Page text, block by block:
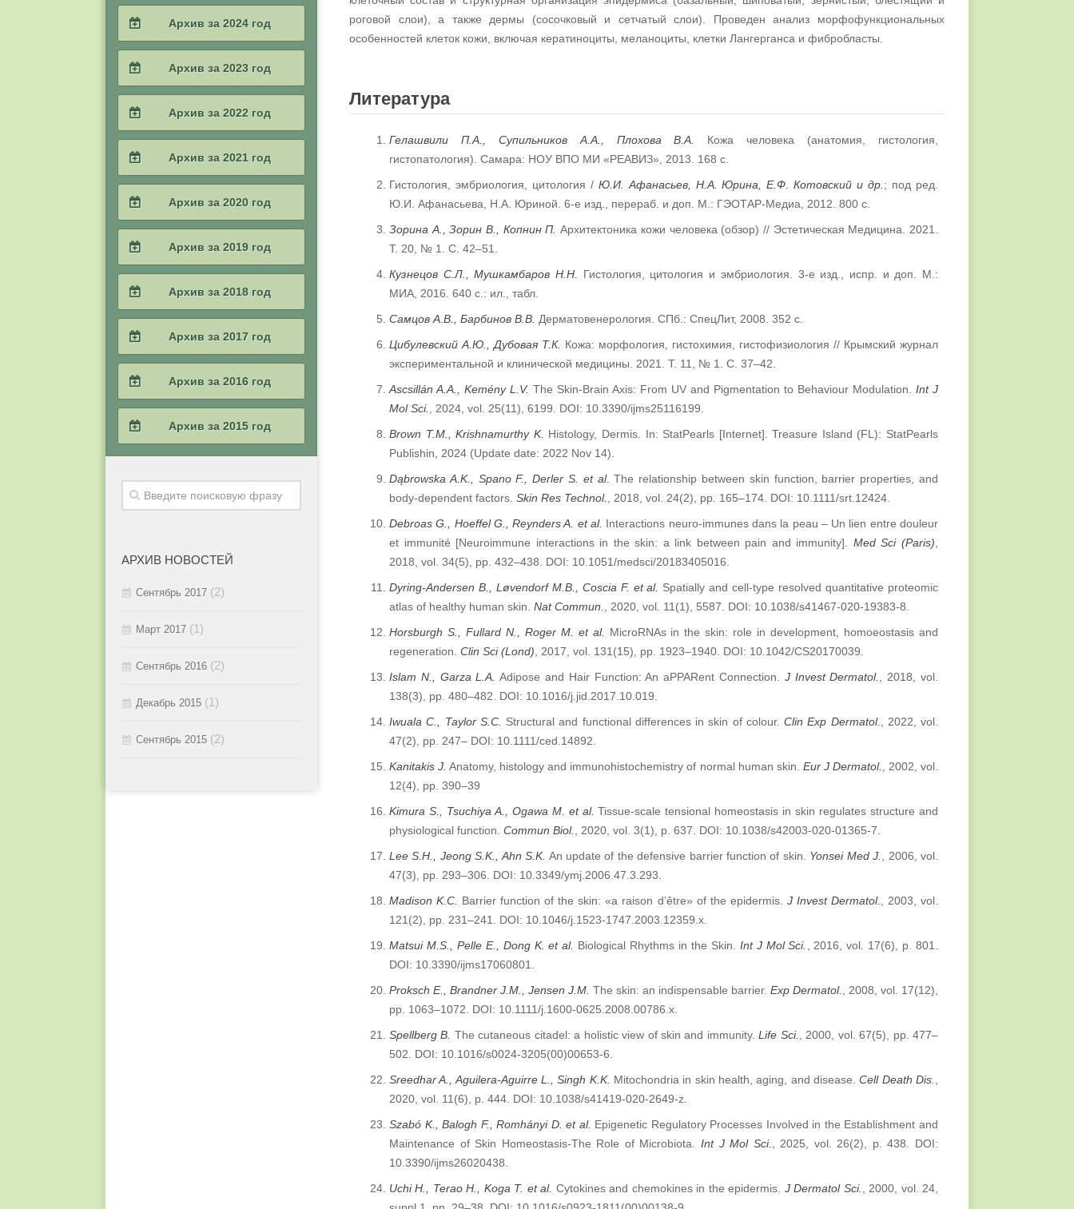
роговой слои), а также дермы (сосочковый и сетчатый слои). Проведен анализ морфофункциональных
особенностей клеток кожи, включая кератиноциты, меланоциты, клетки Лангерганса и фибробласты.
Литература
Гелашвили П.А., Супильников А.А., Плохова В.А.
Кожа человека (анатомия, гистология,
гистопатология). Самара: НОУ ВПО МИ «РЕАВИЗ», 2013. 168 с.
Гистология, эмбриология, цитология / Ю.И. Афанасьев, Н.А. Юрина, Е.Ф. Котовский и др. ; под ред.
Ю.И. Афанасьева, Н.А. Юриной. 6-е изд., перераб. и доп. М.: ГЭОТАР-Медиа, 2012. 800 с.
Зорина А., Зорин В., Копнин П. Архитектоника кожи человека (обзор) // Эстетическая Медицина. 2021.
Т. 20, № 1. С. 42–51.
Кузнецов С.Л., Мушкамбаров Н.Н.
Гистология, цитология и эмбриология. 3-е изд., испр. и доп. М.:
МИА, 2016. 640 с.: ил., табл.
Самцов А.В., Барбинов В.В. Дерматовенерология. СПб.: СпецЛит, 2008. 352 с.
Цибулевский А.Ю., Дубовая Т.К. Кожа: морфология, гистохимия, гистофизиология // Крымский журнал
экспериментальной и клинической медицины. 2021. Т. 11, № 1. С. 37–42.
Ascsillán A.A., Kemény L.V. The Skin-Brain Axis: From UV and Pigmentation to Behaviour Modulation. Int J
Mol Sci.
, 2024, vol. 25(11), 6199. DOI: 10.3390/ijms25116199.
Brown T.M., Krishnamurthy K. Histology, Dermis. In: StatPearls [Internet]. Treasure Island (FL): StatPearls
Publishin, 2024 (Update date: 2022 Nov 14).
Dąbrowska A.K., Spano F., Derler S. et al. The relationship between skin function, barrier properties, and
body-dependent factors. Skin Res Technol.
, 2018, vol. 24(2), pp. 165–174. DOI: 10.1111/srt.12424.
Debroas G., Hoeffel G., Reynders A. et al. Interactions neuro-immunes dans la peau – Un lien entre douleur
et immunité [Neuroimmune interactions in the skin: a link between pain and immunity]. Med Sci (Paris)
2018, vol. 34(5), pp. 432–438. DOI: 10.1051/medsci/20183405016.
Dyring-Andersen B., Løvendorf M.B., Coscia F. et al. Spatially and cell-type resolved quantitative proteomic
atlas of healthy human skin. Nat Commun.
, 2020, vol. 11(1), 5587. DOI: 10.1038/s41467-020-19383-8.
Horsburgh S., Fullard N., Roger M. et al.
MicroRNAs in the skin: role in development, homoeostasis and
regeneration. Clin Sci (Lond) , 2017, vol. 131(15), pp. 1923–1940. DOI: 10.1042/CS20170039.
Islam N., Garza L.A. Adipose and Hair Function: An aPPARent Connection. J Invest Dermatol.
, 2018, vol.
138(3), pp. 480–482. DOI: 10.1016/j.jid.2017.10.019.
Iwuala C., Taylor S.C.
Structural and functional differences in skin of colour. Clin Exp Dermatol.
, 2022, vol.
47(2), pp. 247– DOI: 10.1111/ced.14892.
Kanitakis J. Anatomy, histology and immunohistochemistry of normal human skin. Eur J Dermatol.
, 2002, vol.
12(4), pp. 390–39
Kimura S., Tsuchiya A., Ogawa M. et al. Tissue-scale tensional homeostasis in skin regulates structure and
physiological function. Commun Biol.
, 2020, vol. 3(1), p. 637. DOI: 10.1038/s42003-020-01365-7.
Lee S.H., Jeong S.K., Ahn S.K. An update of the defensive barrier function of skin. Yonsei Med J.
, 2006, vol.
47(3), pp. 293–306. DOI: 10.3349/ymj.2006.47.3.293.
Madison K.C.
Barrier function of the skin: «a raison d’être» of the epidermis. J Invest Dermatol.
, 2003, vol.
121(2), pp. 231–241. DOI: 10.1046/j.1523-1747.2003.12359.x.
Matsui M.S., Pelle E., Dong K. et al. Biological Rhythms in the Skin. Int J Mol Sci.
, 2016, vol. 17(6), p. 801.
DOI: 10.3390/ijms17060801.
Proksch E., Brandner J.M., Jensen J.M. The skin: an indispensable barrier. Exp Dermatol.
, 2008, vol. 17(12),
pp. 1063–1072. DOI: 10.1111/j.1600-0625.2008.00786.x.
Spellberg B. The cutaneous citadel: a holistic view of skin and immunity.Life Sci.
, 2000, vol. 67(5), pp. 477–
502. DOI: 10.1016/s0024-3205(00)00653-6.
Sreedhar A., Aguilera-Aguirre L., Singh K.K. Mitochondria in skin health, aging, and disease.Cell Death Dis.
2020, vol. 11(6), p. 444. DOI: 10.1038/s41419-020-2649-z.
Szabó K., Balogh F., Romhányi D. et al. Epigenetic Regulatory Processes Involved in the Establishment and
Maintenance of Skin Homeostasis-The Role of Microbiota. Int J Mol Sci.
, 2025, vol. 26(2), p. 438. DOI:
10.3390/ijms26020438.
Uchi H., Terao H., Koga T. et al. Cytokines and chemokines in the epidermis. J Dermatol Sci.
, 2000, vol. 24,
Архив за 2024 год
2024 / #3
2024 / #2
Архив за 2023 год
2023 / #3
2023 / #2
Архив за 2022 год
2022 / #3
2022 / #2
Архив за 2021 год
2021 / #3
2021 / #2
Архив за 2020 год
2020 / #3
2020 / #2
Архив за 2019 год
2019 / #3
2019 / #2
Архив за 2018 год
2018 / #3
2018 / #2
Архив за 2017 год
2017 / #3
2017 / #2
2017 / #1
Архив за 2016 год
2016 / #3
Архив за 2015 год
2015 / #3
АРХИВ НОВОСТЕЙ
Сентябрь 2017 (2)
Март 2017 (1)
Сентябрь 2016 (2)
Декабрь 2015 (1)
Сентябрь 2015 (2)